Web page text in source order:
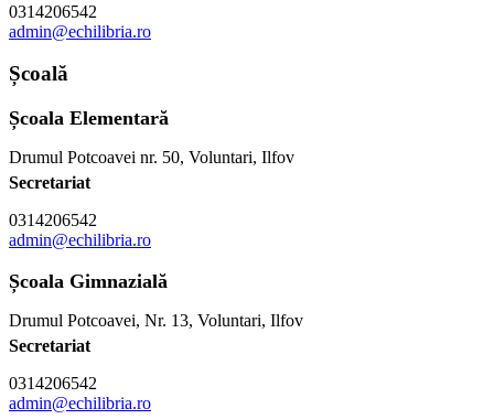
0314206542
admin@echilibria.ro
Școală
Școala Elementară
Drumul Potcoavei nr. 50, Voluntari, Ilfov
Secretariat
0314206542
admin@echilibria.ro
Școala Gimnazială
Drumul Potcoavei, Nr. 13, Voluntari, Ilfov
Secretariat
0314206542
admin@echilibria.ro